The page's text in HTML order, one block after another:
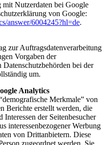
Nutzerdaten bei Google
von Google:
answer/6004245?hl=de.
zur Auftragsdatenverarbeitung
Vorgaben der
Datenschutzbehörden bei der
um.
Analytics
Merkmale” von
Berichte erstellt werden, die
der Seitenbesucher
interessenbezogener Werbung
von Drittanbietern. Diese
zugeordnet werden. Sie